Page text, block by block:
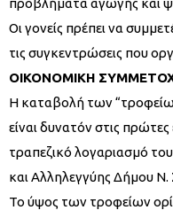
προβλήματα αγωγής και
Οι γονείς πρέπει να
τις συγκεντρώσεις που
ΟΙΚΟΝΟΜΙΚΗ
Η καταβολή των
είναι δυνατόν στις
τραπεζικό λογαριασμό
και Αλληλεγγύης Δήμου Ν.
Το ύψος των τροφείων